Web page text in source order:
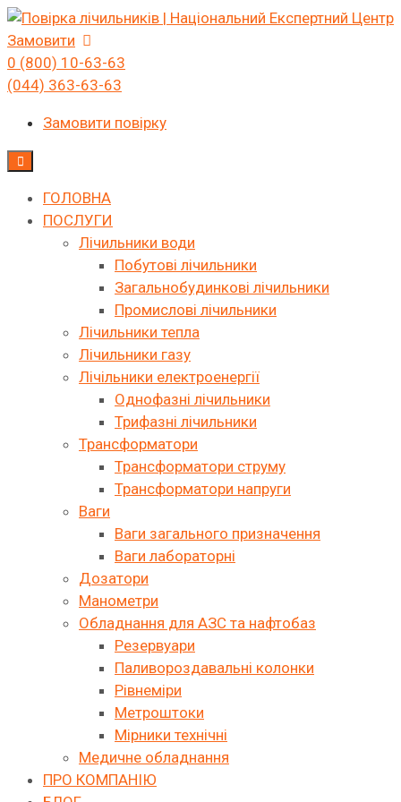
Skip
to
content
Замовити
0 (800) 10-63-63
(044) 363-63-63
Замовити повірку
ГОЛОВНА
ПОСЛУГИ
Лічильники води
Побутові лічильники
Загальнобудинкові лічильники
Промислові лічильники
Лічильники тепла
Лічильники газу
Лічільники електроенергії
Однофазні лічильники
Трифазні лічильники
Трансформатори
Трансформатори струму
Трансформатори напруги
Ваги
Ваги загального призначення
Ваги лабораторні
Дозатори
Манометри
Обладнання для АЗС та нафтобаз
Резервуари
Паливороздавальні колонки
Рівнеміри
Метроштоки
Мірники технічні
Медичне обладнання
ПРО КОМПАНІЮ